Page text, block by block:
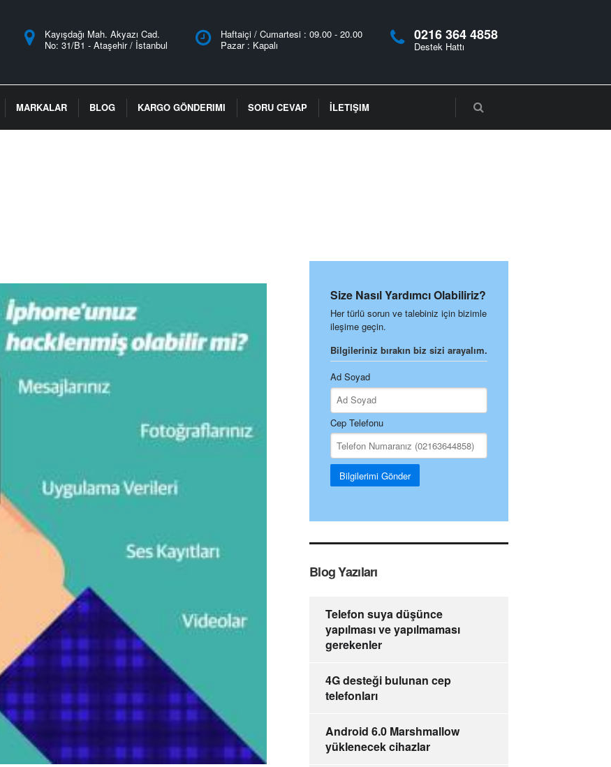
0216 364 4858
Destek Hattı
Haftaiçi / Cumartesi : 09.00 - 20.00
Pazar : Kapalı
Kayışdağı Mah. Akyazı Cad.
No: 31/B1 - Ataşehir / İstanbul
MARKALAR BLOG KARGO GÖNDERIMI SORU CEVAP İLETIŞIM
Size Nasıl Yardımcı Olabiliriz?
Her türlü sorun ve talebiniz için bizimle
ileşime geçin.
Bilgileriniz bırakın biz sizi arayalım.
Ad Soyad
Cep Telefonu
Bilgilerimi Gönder
Blog Yazıları
Telefon suya düşünce
yapılması ve yapılmaması
gerekenler
4G desteği bulunan cep
telefonları
Android 6.0 Marshmallow
yüklenecek cihazlar